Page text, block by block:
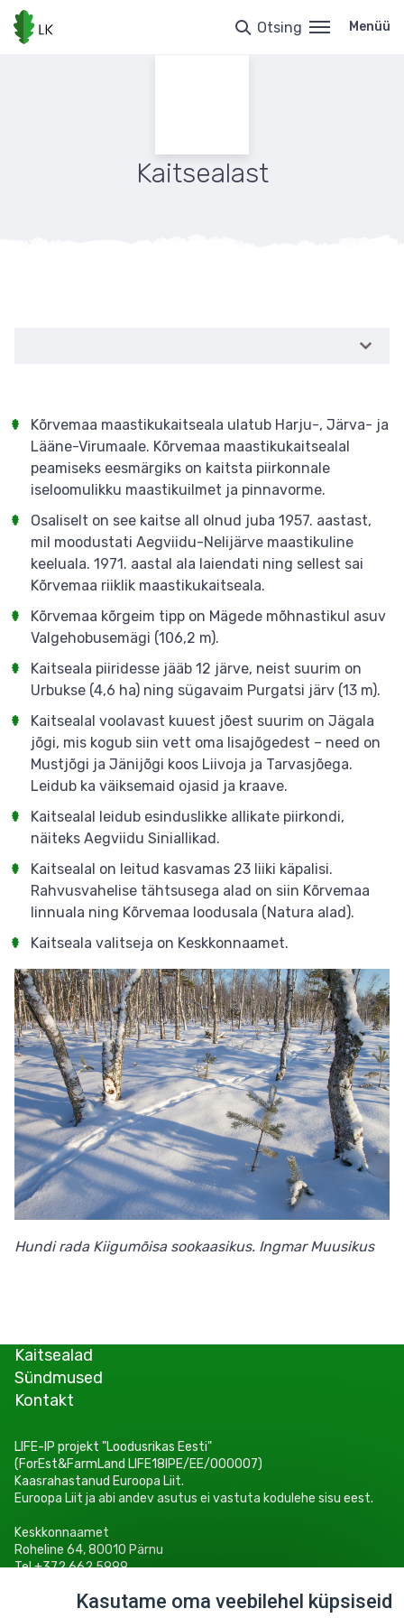
Liigu
edasi
põhisisu
Otsing Menüü
Kaitsealast
Kõrvemaa maastikukaitseala ulatub Harju-, Järva- ja
Lääne-Virumaale. Kõrvemaa maastikukaitsealal
peamiseks eesmärgiks on kaitsta piirkonnale
iseloomulikku maastikuilmet ja pinnavorme.
Osaliselt on see kaitse all olnud juba 1957. aastast,
mil moodustati Aegviidu-Nelijärve maastikuline
keeluala. 1971. aastal ala laiendati ning sellest sai
Kõrvemaa riiklik maastikukaitseala.
Kõrvemaa kõrgeim tipp on Mägede mõhnastikul asuv
Valgehobusemägi (106,2 m).
Kaitseala piiridesse jääb 12 järve, neist suurim on
Urbukse (4,6 ha) ning sügavaim Purgatsi järv (13 m).
Kaitsealal voolavast kuuest jõest suurim on Jägala
jõgi, mis kogub siin vett oma lisajõgedest – need on
Mustjõgi ja Jänijõgi koos Liivoja ja Tarvasjõega.
Leidub ka väiksemaid ojasid ja kraave.
Kaitsealal leidub esinduslikke allikate piirkondi,
näiteks Aegviidu Siniallikad.
Kaitsealal on leitud kasvamas 23 liiki käpalisi.
Rahvusvahelise tähtsusega alad on siin Kõrvemaa
linnuala ning Kõrvemaa loodusala (Natura alad).
Kaitseala valitseja on Keskkonnaamet.
Hundi rada Kiigumõisa sookaasikus. Ingmar Muusikus
Kaitsealad
Sündmused
Kontakt
LIFE-IP projekt "Loodusrikas Eesti"
(ForEst&FarmLand LIFE18IPE/EE/000007)
Kaasrahastanud Euroopa Liit.
Euroopa Liit ja abi andev asutus ei vastuta kodulehe sisu eest.
Keskkonnaamet
Roheline 64, 80010 Pärnu
Tel +372 662 5999
Kasutame oma veebilehel küpsiseid